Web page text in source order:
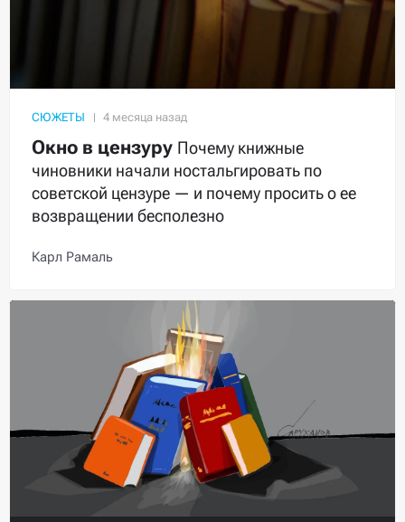
СЮЖЕТЫ
Окно в цензуру Почему книжные
чиновники начали ностальгировать по
советской цензуре — и почему просить о ее
возвращении бесполезно
Карл Рамаль